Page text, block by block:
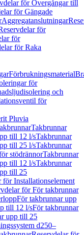
för Övergångar till
för Gängade
Aggregatanslutningar
för
för
för Raka
Förbrukningsmaterial
för
och
för
Pluvia
Takbrunnar
till 12 l/sTakbrunnar
till 25 l/sTakbrunnar
stödrännorTakbrunnar
till 12 l/sTakbrunnar
till 25
för Installationselement
för För takbrunnar
För takbrunnar upp
till 12 l/sFör takbrunnar
upp till 25
d250–